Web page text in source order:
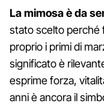
La mimosa è da
stato scelto perché
proprio i primi di
significato è
esprime forza,
anni è ancora il